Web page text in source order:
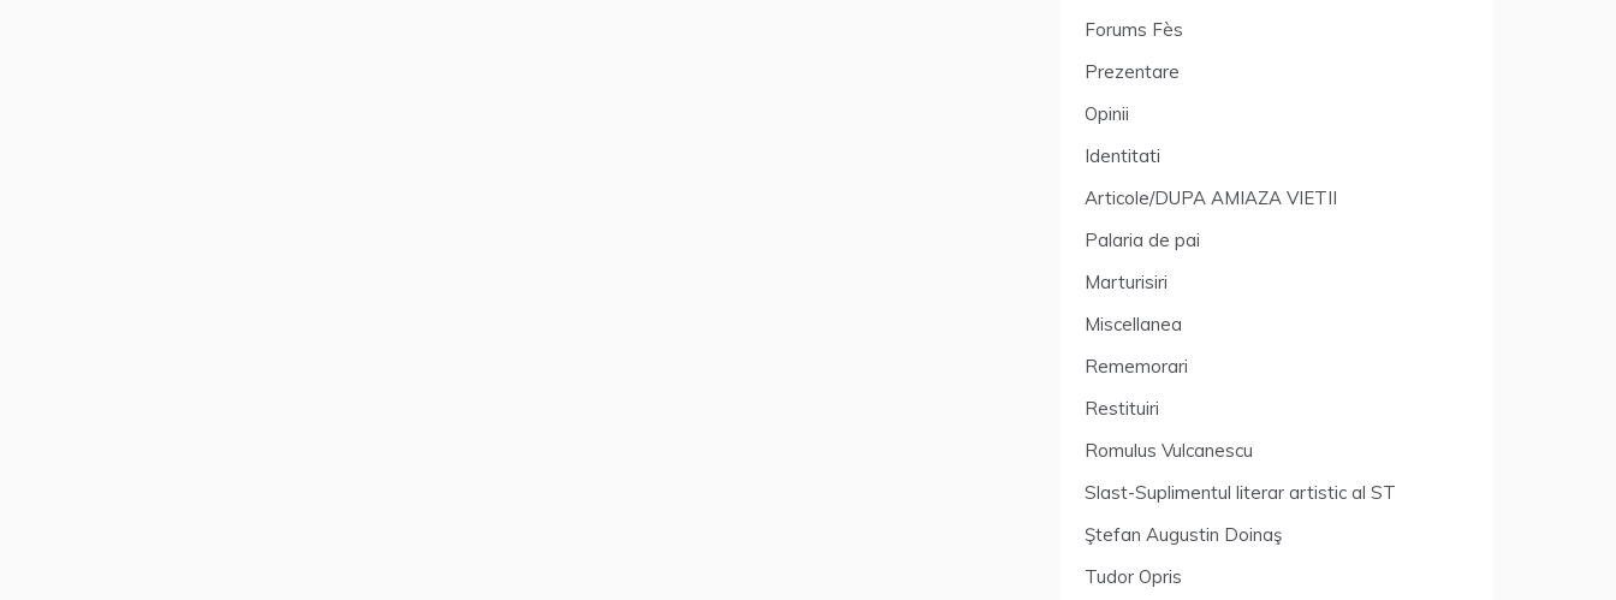
Forums Fès
Prezentare
Opinii
Identitati
Articole/DUPA AMIAZA VIETII
Palaria de pai
Marturisiri
Miscellanea
Rememorari
Restituiri
Romulus Vulcanescu
Slast-Suplimentul literar artistic al ST
Ştefan Augustin Doinaş
Tudor Opris